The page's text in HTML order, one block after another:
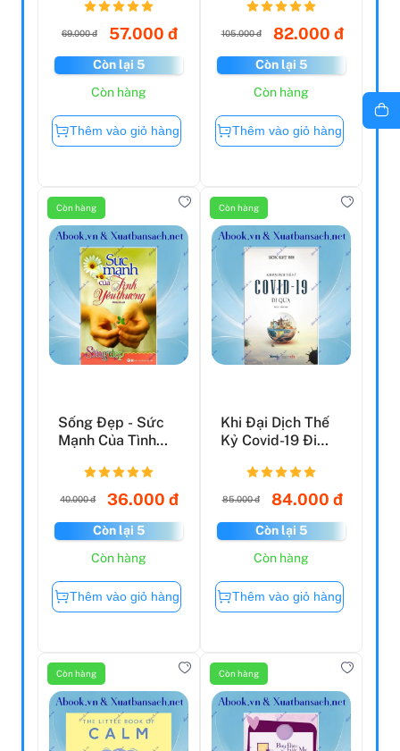
Huyề...
69.000 đ 57.000 đ
Còn lại 5
Còn hàng
Thêm vào giỏ hàng
105.000 đ 82.000 đ
Còn lại 5
Còn hàng
Thêm vào giỏ hàng
Còn hàng
Sống Đẹp - Sức
Mạnh Của Tình
Bản 2...
40.000 đ 36.000 đ
Còn lại 5
Còn hàng
Thêm vào giỏ hàng
Còn hàng
Khi Đại Dịch Thế
Kỷ Covid-19 Đi
85.000 đ 84.000 đ
Còn lại 5
Còn hàng
Thêm vào giỏ hàng
Còn hàng Còn hàng